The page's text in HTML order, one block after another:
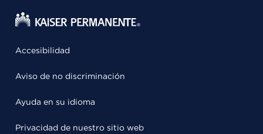
Accesibilidad
Aviso de no discriminación
Ayuda en su idioma
Privacidad de nuestro sitio web